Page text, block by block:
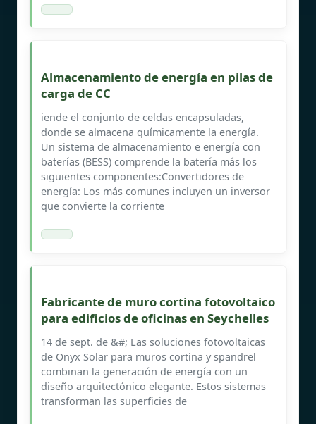
Almacenamiento de energía en pilas de
carga de CC
iende el conjunto de celdas encapsuladas,
donde se almacena químicamente la energía.
Un sistema de almacenamiento e energía con
baterías (BESS) comprende la batería más los
siguientes componentes:Convertidores de
energía: Los más comunes incluyen un inversor
que convierte la corriente
Fabricante de muro cortina fotovoltaico
para edificios de oficinas en Seychelles
14 de sept. de &#; Las soluciones fotovoltaicas
de Onyx Solar para muros cortina y spandrel
combinan la generación de energía con un
diseño arquitectónico elegante. Estos sistemas
transforman las superficies de